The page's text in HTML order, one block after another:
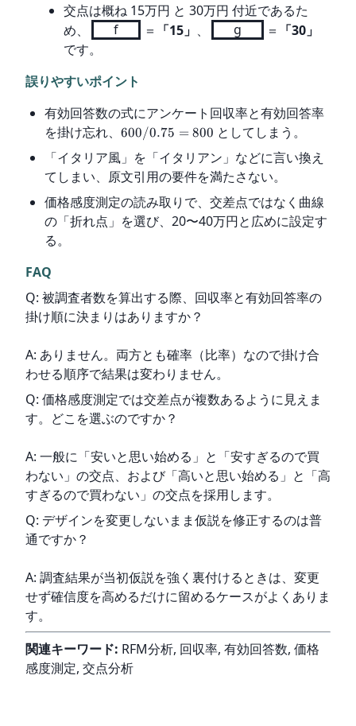
交点は概ね 15万円 と 30万円 付近であるた
め、
f ＝ 「15」 g ＝ 「30」
です。
誤りやすいポイント
有効回答数の式にアンケート回収率と有効回答率
を掛け忘れ、 600/0.75 = 800 としてしまう。
「イタリア風」を「イタリアン」などに言い換え
てしまい、原文引用の要件を満たさない。
価格感度測定の読み取りで、交差点ではなく曲線
の「折れ点」を選び、20〜40万円と広めに設定す
る。
FAQ
Q: 被調査者数を算出する際、回収率と有効回答率の
掛け順に決まりはありますか？
A: ありません。両方とも確率（比率）なので掛け合
わせる順序で結果は変わりません。
Q: 価格感度測定では交差点が複数あるように見えま
す。どこを選ぶのですか？
A: 一般に「安いと思い始める」と「安すぎるので買
わない」の交点、および「高いと思い始める」と「高
すぎるので買わない」の交点を採用します。
Q: デザインを変更しないまま仮説を修正するのは普
通ですか？
A: 調査結果が当初仮説を強く裏付けるときは、変更
せず確信度を高めるだけに留めるケースがよくありま
す。
関連キーワード: RFM分析, 回収率, 有効回答数, 価格
感度測定, 交点分析